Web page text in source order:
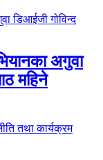
अगुवा
महिने